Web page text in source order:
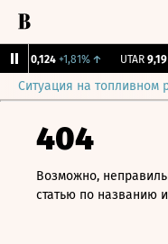
0,124 +1,81% ↑ UTAR 9,19
Ситуация на топливном
404
Возможно,
статью по названию